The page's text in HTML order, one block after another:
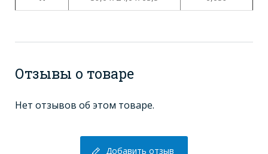
Отзывы о товаре
Нет отзывов об этом товаре.
Добавить отзыв